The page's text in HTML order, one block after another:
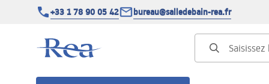
+33 1 78 90 05 42 bureau@salledebain-rea.fr